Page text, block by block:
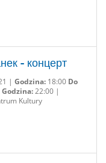
- концерт
| Godzina:18:00 Do
Godzina:22:00 |
Kultury